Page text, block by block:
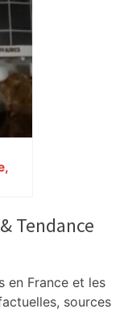
Tendance
en France et les
sources